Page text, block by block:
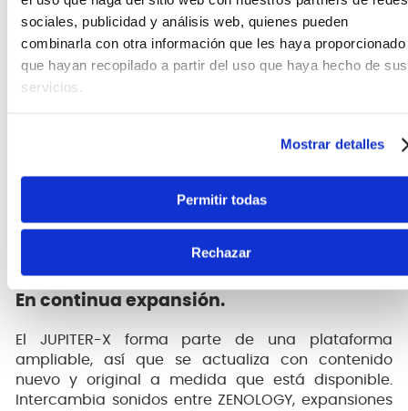
sociales, publicidad y análisis web, quienes pueden
combinarla con otra información que les haya proporcionado
que hayan recopilado a partir del uso que haya hecho de sus
servicios.
Mostrar detalles
Permitir todas
Rechazar
Hardware. Software. Donde sea.
El software, ofrece una interfaz espaciosa para
realizar ediciones minuciosas, integración con tu
disponibles, puedes diseñar sonidos en software
sonidos de hardware favoritos en los proyectos del
DAW. Este proceso impecable y flexible "”posible
gracias al versátil sistema de síntesis ZEN-Core"” te
En continua expansión.
El JUPITER-X forma parte de una plataforma
ampliable, así que se actualiza con contenido
nuevo y original a medida que está disponible.
Intercambia sonidos entre ZENOLOGY, expansiones